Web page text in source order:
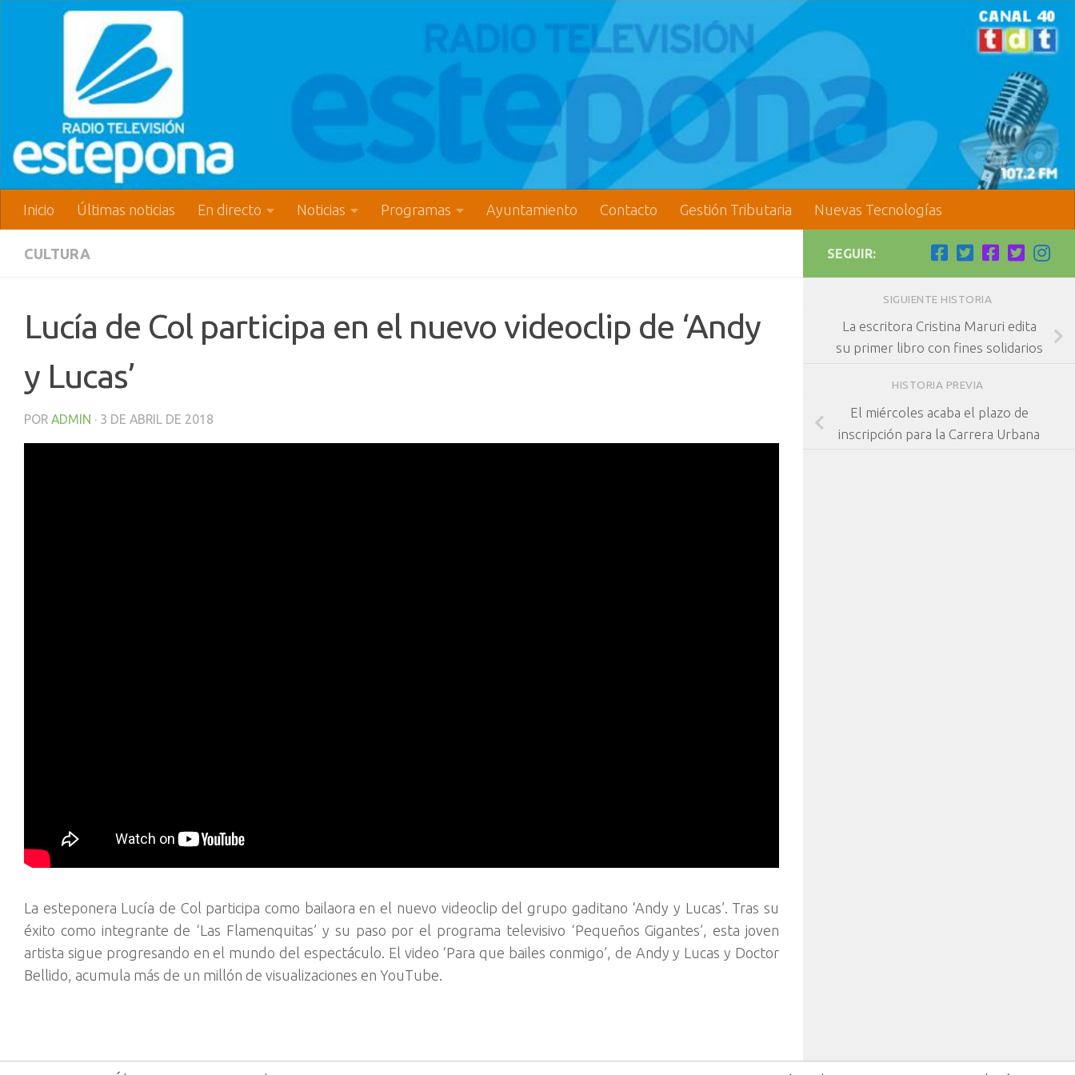
Inicio Últimas noticias En directo Noticias Programas Ayuntamiento Contacto Gestión Tributaria Nuevas Tecnologías
CULTURA
Lucía de Col participa en el nuevo videoclip de ‘Andy
y Lucas’
POR ADMIN · 3 DE ABRIL DE 2018
La esteponera Lucía de Col participa como bailaora en el nuevo videoclip del grupo gaditano ‘Andy y Lucas’. Tras su
éxito como integrante de ‘Las Flamenquitas’ y su paso por el programa televisivo ‘Pequeños Gigantes’, esta joven
artista sigue progresando en el mundo del espectáculo. El video ‘Para que bailes conmigo’, de Andy y Lucas y Doctor
Bellido, acumula más de un millón de visualizaciones en YouTube.
SEGUIR:
SIGUIENTE HISTORIA
La escritora Cristina Maruri edita
su primer libro con fines solidarios
HISTORIA PREVIA
El miércoles acaba el plazo de
inscripción para la Carrera Urbana